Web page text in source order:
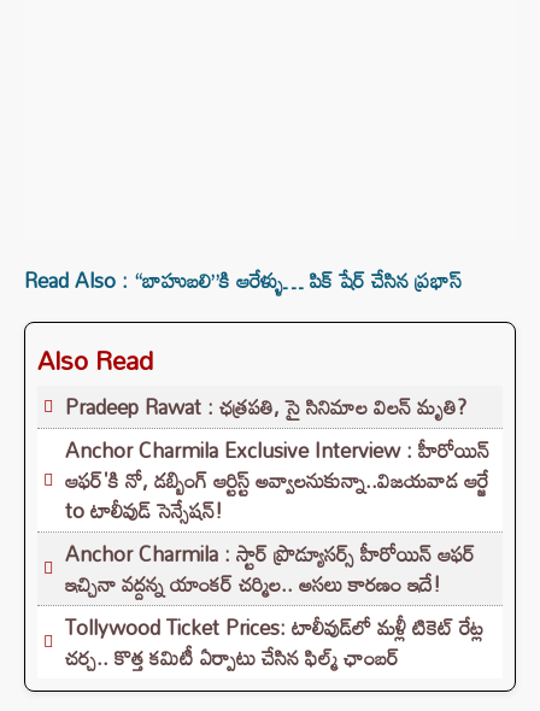
Read Also : “బాహుబలి”కి ఆరేళ్ళు… పిక్ షేర్ చేసిన ప్రభాస్
Also Read
Pradeep Rawat : ఛత్రపతి, సై సినిమాల విలన్ మృతి?
Anchor Charmila Exclusive Interview : హీరోయిన్
ఆఫర్'కి నో, డబ్బింగ్ ఆర్టిస్ట్ అవ్వాలనుకున్నా..విజయవాడ ఆర్జే
to టాలీవుడ్ సెన్సేషన్!
Anchor Charmila : స్టార్ ప్రొడ్యూసర్స్ హీరోయిన్ ఆఫర్
ఇచ్చినా వద్దన్న యాంకర్ చర్మిల.. అసలు కారణం ఇదే!
Tollywood Ticket Prices: టాలీవుడ్‌లో మళ్లీ టికెట్‌ రేట్ల
చర్చ.. కొత్త కమిటీ ఏర్పాటు చేసిన ఫిల్మ్‌ ఛాంబర్‌